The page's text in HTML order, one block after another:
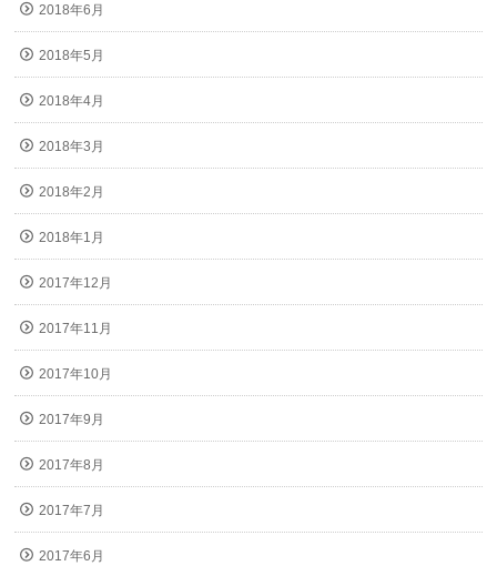
2018年6月
2018年5月
2018年4月
2018年3月
2018年2月
2018年1月
2017年12月
2017年11月
2017年10月
2017年9月
2017年8月
2017年7月
2017年6月